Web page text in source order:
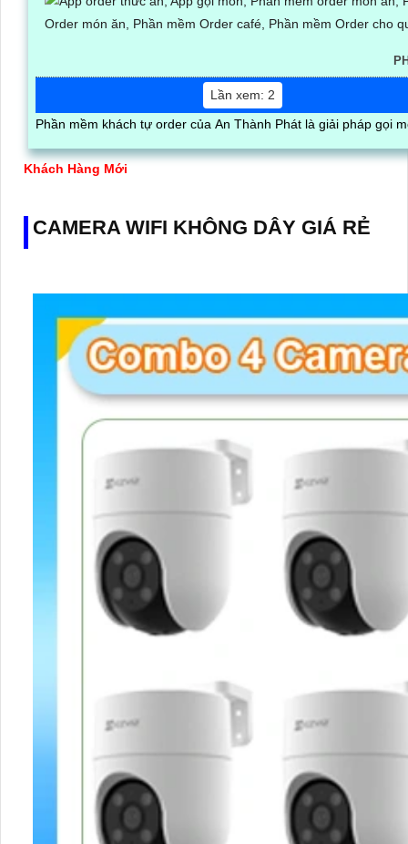
Lần xem: 2
Phần mềm khách tự order của An Thành Phát là giải pháp gọi
Khách Hàng Mới
CAMERA WIFI KHÔNG DÂY GIÁ RẺ